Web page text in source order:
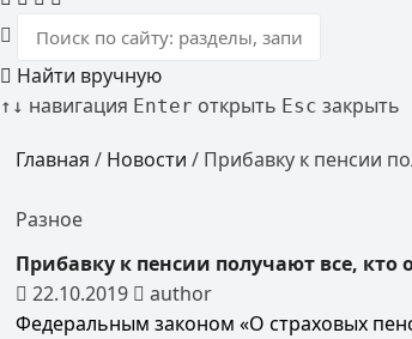
Найти вручную
↑ ↓ навигация Enter открыть Esc закрыть
Главная / Новости / Прибавку к пенсии
Разное
Прибавку к пенсии получают все,
22.10.2019
author
Федеральным законом «О страховых